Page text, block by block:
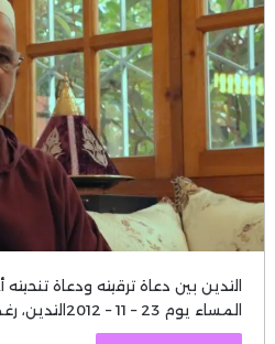
التدين بين دعاة ترقيته ودعاة
المساء يوم 23 – 11 – 2012التدين، رغم ضرورته…